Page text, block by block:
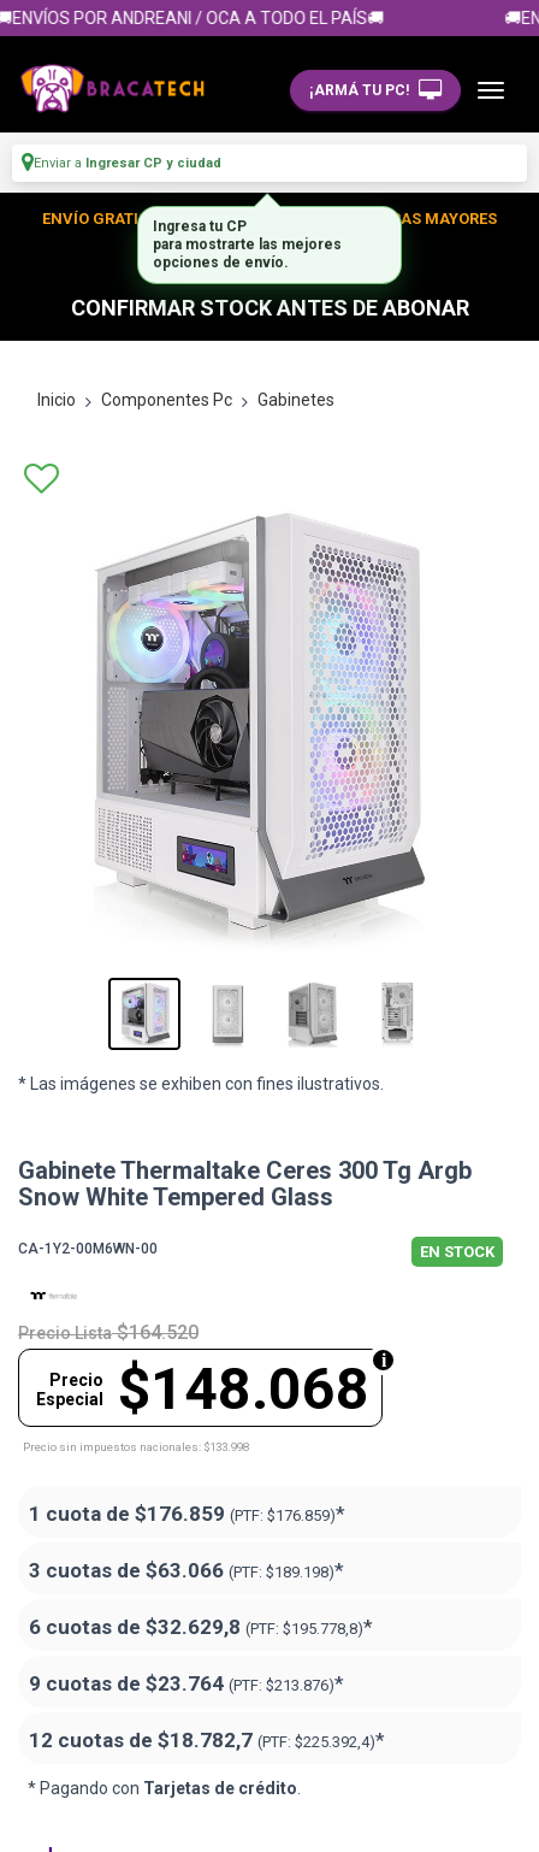
POR ANDREANI / OCA A TODO EL PAÍS🚚
¡ARMÁ TU PC!
Enviar a Ingresar CP y ciudad
ENVÍO GRATIS DENTRO DE CABA EN TUS COMPRAS MAYORES
A $300.000
CONFIRMAR STOCK ANTES DE ABONAR
Inicio Componentes Pc Gabinetes
* Las imágenes se exhiben con fines ilustrativos.
Gabinete Thermaltake Ceres 300 Tg Argb
Snow White Tempered Glass
CA-1Y2-00M6WN-00 EN STOCK
Precio Lista $164.520
$148.068
Precio
Especial
Precio sin impuestos nacionales: $133.998
1 cuota de $176.859 (PTF: $176.859)*
3 cuotas de $63.066 (PTF: $189.198)*
6 cuotas de $32.629,8 (PTF: $195.778,8)*
9 cuotas de $23.764 (PTF: $213.876)*
12 cuotas de $18.782,7 (PTF: $225.392,4)*
* Pagando con Tarjetas de crédito.